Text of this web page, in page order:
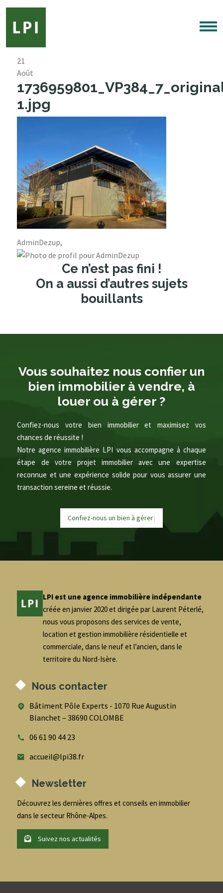
21
Août
1.jpg
AdminDezup,
Ce n’est pas fini !
On a aussi d’autres sujets
bouillants
Vous souhaitez nous confier un
bien immobilier à vendre, à
louer ou à gérer ?
Confiez-nous votre bien immobilier et maximisez vos
chances de réussite !
Notre agence immobilière LPI vous accompagne à chaque
étape de votre projet immobilier avec une expertise
reconnue et une expérience solide pour vous assurer une
transaction sereine et réussie.
Confiez-nous un bien àgére|
LPI est une agence immobilière indépendante
créée en janvier 2020 et dirigée par Laurent Péterlé,
nous vous proposons des services de vente,
location et gestion immobilière résidentielle et
commerciale, dans le neuf et l’ancien, dans le
territoire du Nord-Isère.
Nous contacter
Bâtiment Pôle Experts - 1070 Rue Augustin
Blanchet – 38690 COLOMBE
06 61 90 44 23
accueil@lpi38.fr
Newsletter
Découvrez les dernières offres et conseils en immobilier
dans le secteur Rhône-Alpes.
Suivez nos actualités